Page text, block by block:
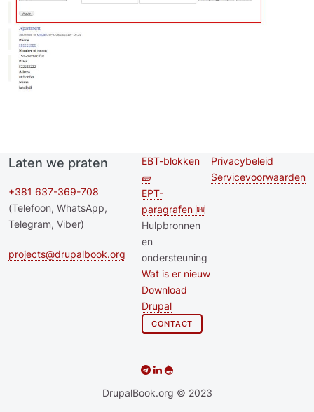
Laten we praten
+381 637-369-708
(Telefoon, WhatsApp,
Telegram, Viber)
projects@drupalbook.org
Second
footer
menu
EBT-blokken
🧱
EPT-
paragrafen 🆕
Hulpbronnen
en
ondersteuning
Wat is er nieuw
Download
Drupal
CONTACT
Footer menu
Privacybeleid
Servicevoorwaarden
DrupalBook.org © 2023